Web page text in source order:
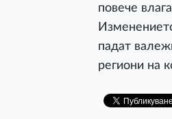
повече
падат
региони на